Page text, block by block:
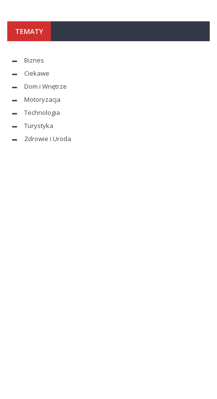
TEMATY
Biznes
Ciekawe
Dom i Wnętrze
Motoryzacja
Technologia
Turystyka
Zdrowie i Uroda